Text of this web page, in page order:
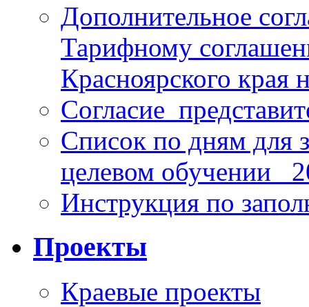
Дополнительное
Тарифному
Красноярского края
Список по дням для
целевом обучении_
Инструкция по
Проекты
Краевые проекты